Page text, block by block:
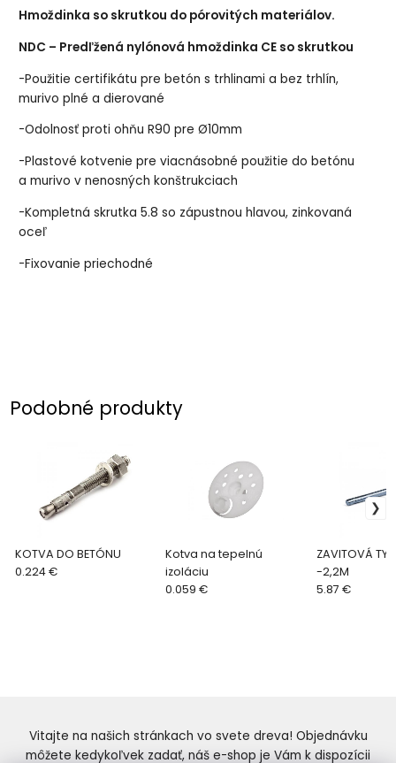
Hmoždinka so skrutkou do pórovitých materiálov.
NDC – Predľžená nylónová hmoždinka CE so skrutkou
-Použitie certifikátu pre betón s trhlinami a bez trhlín,
murivo plné a dierované
-Odolnosť proti ohňu R90 pre Ø10mm
-Plastové kotvenie pre viacnásobné použitie do betónu
a murivo v nenosných konštrukciach
-Kompletná skrutka 5.8 so zápustnou hlavou, zinkovaná
oceľ
-Fixovanie priechodné
Podobné produkty
KOTVA DO BETÓNU
0.224 €
Kotva na tepelnú
izoláciu
0.059 €
ZAVITOVÁ
-2,2M
5.87 €
Vitajte na našich stránkach vo svete dreva! Objednávku
môžete kedykoľvek zadať, náš e-shop je Vám k dispozícii